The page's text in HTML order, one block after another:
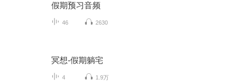
假期预习音频
46 2630
冥想-假期躺宅
4 1.9万